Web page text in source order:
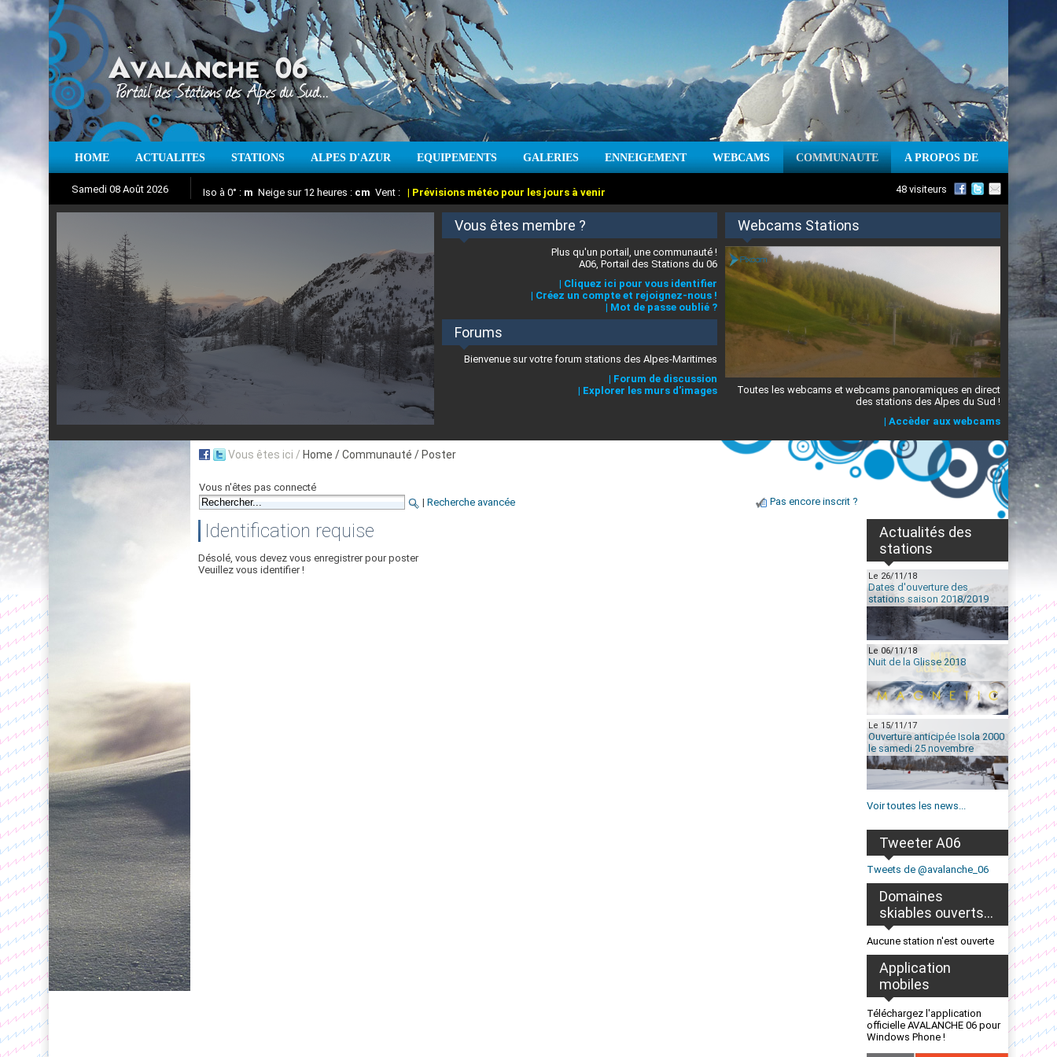
HOME ACTUALITES STATIONS ALPES D'AZUR EQUIPEMENTS GALERIES ENNEIGEMENT WEBCAMS COMMUNAUTE A PROPOS DE
Samedi 08 Août 2026
Aujourd'hui : T° Min :°CT° Max :°C |Prévisions météo pour les jours à venir
Iso à 0° : m Neige sur 12 heures : cm Vent : | Prévisions météo pour les jours à venir
Suivez en direct l'actualité des stations des Alpes-Maritimes
48 visiteurs
Vous êtes membre ?
Plus qu'un portail, une communauté !
A06, Portail des Stations du 06
| Cliquez ici pour vous identifier
| Créez un compte et rejoignez-nous !
| Mot de passe oublié ?
Forums
Bienvenue sur votre forum stations des Alpes-Maritimes
| Forum de discussion
| Explorer les murs d'images
Webcams Stations
Toutes les webcams et webcams panoramiques en direct
des stations des Alpes du Sud !
| Accèder aux webcams
Vous êtes ici / Home / Communauté / Poster
Vous n'êtes pas connecté
| Recherche avancée Pas encore inscrit ?
Identification requise
Désolé, vous devez vous enregistrer pour poster
Veuillez vous identifier !
Actualités des
stations
Le 26/11/18
Dates d'ouverture des
stations saison 2018/2019
Le 06/11/18
Nuit de la Glisse 2018
Le 15/11/17
Ouverture anticipée Isola 2000
le samedi 25 novembre
Voir toutes les news...
Tweeter A06
Tweets de @avalanche_06
Domaines
skiables ouverts...
Aucune station n'est ouverte
Application
mobiles
Téléchargez l'application
officielle AVALANCHE 06 pour
Windows Phone !